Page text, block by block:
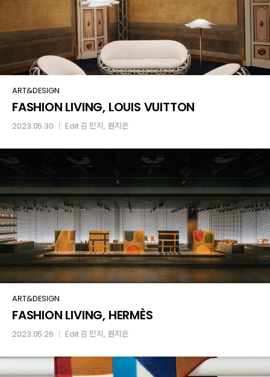
FASHION
LIVING,
LOUIS
ART&DESIGN
FASHION LIVING, LOUIS VUITTON
2023.05.30 Edit김 민지, 원지은
FASHION
LIVING,
HERMÈS
ART&DESIGN
FASHION LIVING, HERMÈS
2023.05.26 Edit김 민지, 원지은